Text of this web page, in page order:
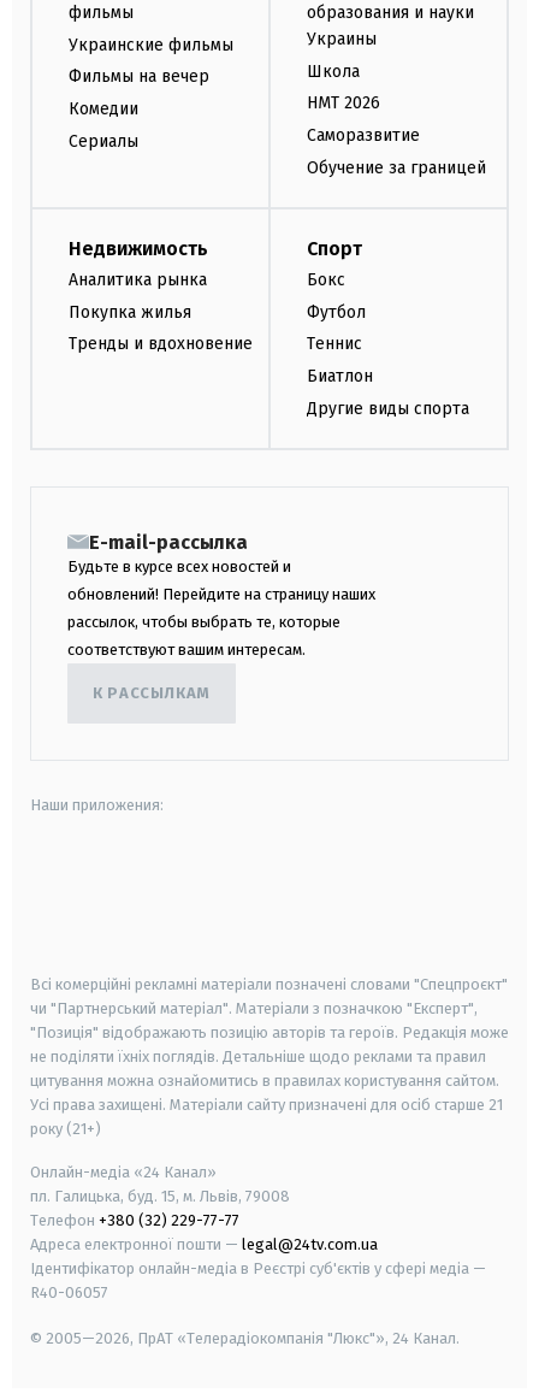
фильмы
Украинские фильмы
Фильмы на вечер
Комедии
Сериалы
образования и науки
Украины
Школа
НМТ 2026
Саморазвитие
Обучение за границей
Недвижимость
Аналитика рынка
Покупка жилья
Тренды и вдохновение
Спорт
Бокс
Футбол
Теннис
Биатлон
Другие виды спорта
E-mail-рассылка
Будьте в курсе всех новостей и
обновлений! Перейдите на страницу наших
рассылок, чтобы выбрать те, которые
соответствуют вашим интересам.
К РАССЫЛКАМ
Наши приложения:
Всі комерційні рекламні матеріали позначені словами "Спецпроєкт"
чи "Партнерський матеріал". Матеріали з позначкою "Експерт",
"Позиція" відображають позицію авторів та героїв. Редакція може
не поділяти їхніх поглядів. Детальніше щодо реклами та правил
цитування можна ознайомитись в правилах користування сайтом.
Усі права захищені. Матеріали сайту призначені для осіб старше 21
року (21+)
Онлайн-медіа «24 Канал»
пл. Галицька, буд. 15, м. Львів, 79008
Телефон +380 (32) 229-77-77
Адреса електронної пошти — legal@24tv.com.ua
Ідентифікатор онлайн-медіа в Реєстрі суб'єктів у сфері медіа —
R40-06057
© 2005—2026, ПрАТ «Телерадіокомпанія "Люкс"», 24 Канал.